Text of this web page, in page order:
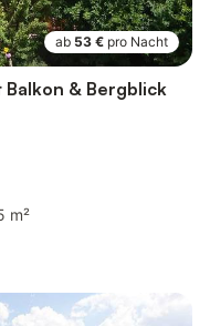
ab 53 € pro Nacht
& Bergblick
m²